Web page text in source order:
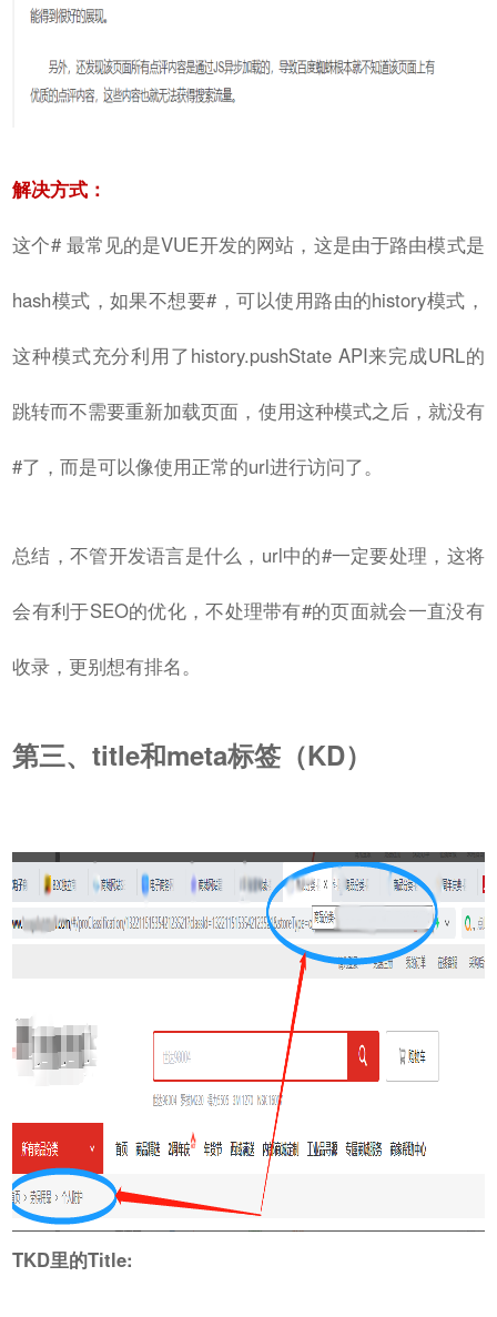
解决方式：
这个# 最常见的是VUE开发的网站，这是由于路由模式是
hash模式，如果不想要#，可以使用路由的history模式，
这种模式充分利用了history.pushState API来完成URL的
跳转而不需要重新加载页面，使用这种模式之后，就没有
#了，而是可以像使用正常的url进行访问了。
总结，不管开发语言是什么，url中的#一定要处理，这将
会有利于SEO的优化，不处理带有#的页面就会一直没有
收录，更别想有排名。
第三、title和meta标签（KD）
TKD里的Title: